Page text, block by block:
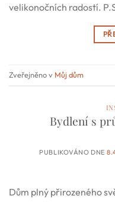
velikonočních radostí.
Zveřejněno v Můj dům
Bydlení s
PUBLIKOVÁNO DNE
Dům plný přirozeného